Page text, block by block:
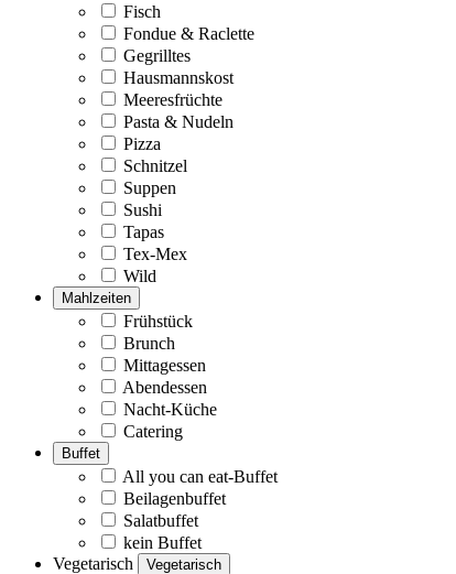
Fisch
Fondue & Raclette
Gegrilltes
Hausmannskost
Meeresfrüchte
Pasta & Nudeln
Pizza
Schnitzel
Suppen
Sushi
Tapas
Tex-Mex
Wild
Mahlzeiten
Frühstück
Brunch
Mittagessen
Abendessen
Nacht-Küche
Catering
Buffet
All you can eat-Buffet
Beilagenbuffet
Salatbuffet
kein Buffet
Vegetarisch
Vegetarisch